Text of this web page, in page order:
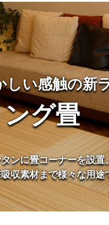
い感触の新
グ畳
ンに畳コーナーを設置
収素材まで様々な用途